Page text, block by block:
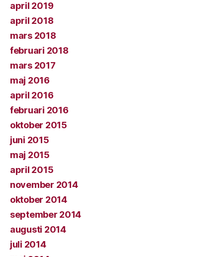
april 2019
april 2018
mars 2018
februari 2018
mars 2017
maj 2016
april 2016
februari 2016
oktober 2015
juni 2015
maj 2015
april 2015
november 2014
oktober 2014
september 2014
augusti 2014
juli 2014